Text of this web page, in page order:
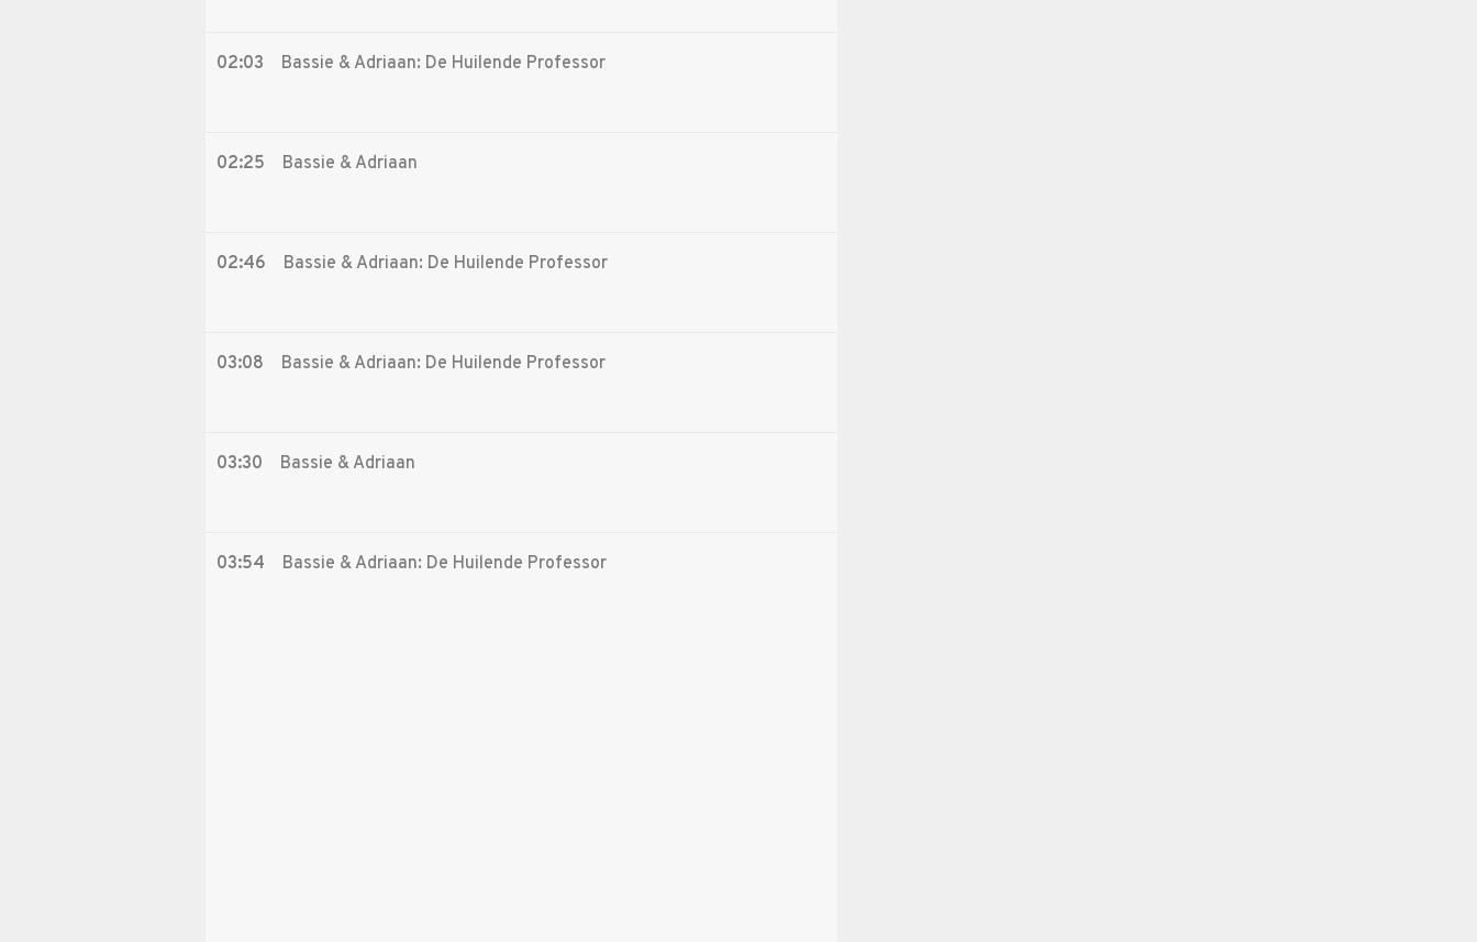
02:03 Bassie & Adriaan: De Huilende Professor
02:25 Bassie & Adriaan
02:46 Bassie & Adriaan: De Huilende Professor
03:08 Bassie & Adriaan: De Huilende Professor
03:30 Bassie & Adriaan
03:54 Bassie & Adriaan: De Huilende Professor